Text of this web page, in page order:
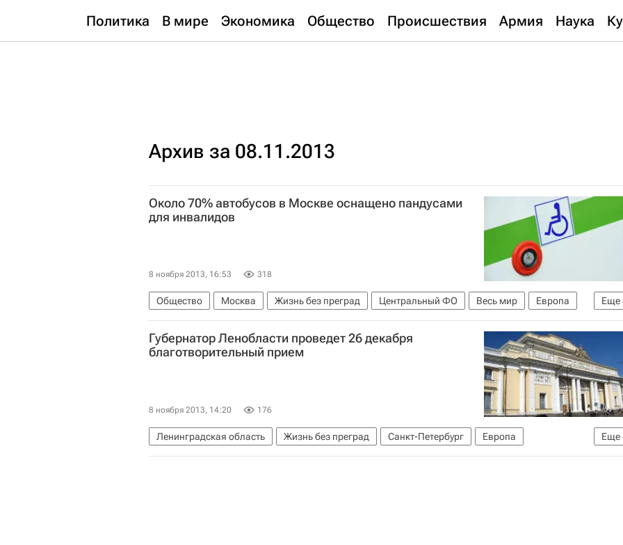
Политика В мире Экономика Общество Происшествия Армия Наука
Архив за 08.11.2013
Около 70% автобусов в Москве оснащено пандусами
для инвалидов
8 ноября 2013, 16:53 318
Еще
Общество Москва Жизнь без преград Центральный ФО Весь мир
Европа
Мосгортранс
Здоровье Россия
Губернатор Ленобласти проведет 26 декабря
благотворительный прием
8 ноября 2013, 14:20 176
Еще
Ленинградская область Жизнь без преград Санкт-Петербург
Европа
Северо-Западный ФО
Весь мир Детские вопросы Здоровье Россия